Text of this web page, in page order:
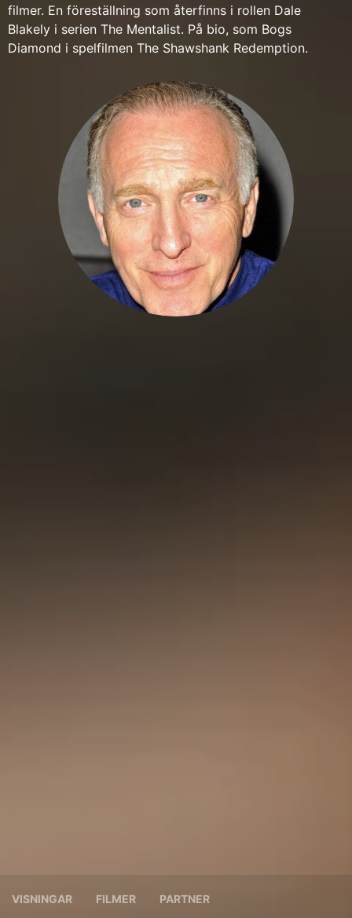
filmer. En föreställning som återfinns i rollen Dale
Blakely i serien The Mentalist. På bio, som Bogs
Diamond i spelfilmen The Shawshank Redemption.
VISNINGAR FILMER PARTNER